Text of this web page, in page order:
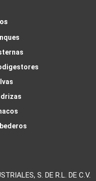
S. DE R.L. DE C.V.